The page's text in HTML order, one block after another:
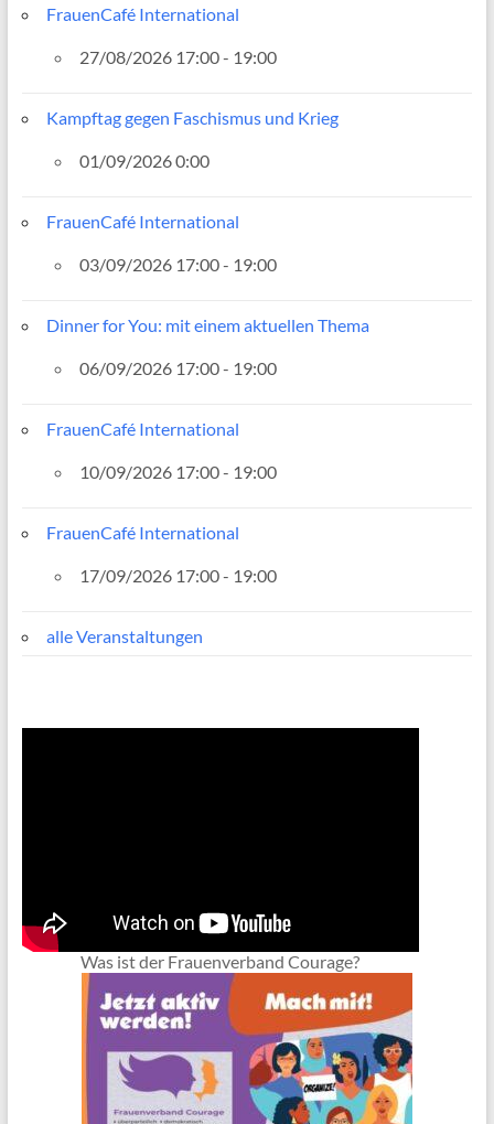
FrauenCafé International
27/08/2026 17:00 - 19:00
Kampftag gegen Faschismus und Krieg
01/09/2026 0:00
FrauenCafé International
03/09/2026 17:00 - 19:00
Dinner for You: mit einem aktuellen Thema
06/09/2026 17:00 - 19:00
FrauenCafé International
10/09/2026 17:00 - 19:00
FrauenCafé International
17/09/2026 17:00 - 19:00
alle Veranstaltungen
Was ist der Frauenverband Courage?